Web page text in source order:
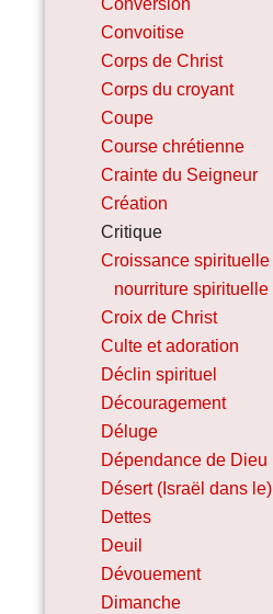
Conversion
Convoitise
Corps de Christ
Corps du croyant
Coupe
Course chrétienne
Crainte du Seigneur
Création
Critique
Croissance spirituelle
nourriture spirituelle
Croix de Christ
Culte et adoration
Déclin spirituel
Découragement
Déluge
Dépendance de Dieu
Désert (Israël dans le)
Dettes
Deuil
Dévouement
Dimanche